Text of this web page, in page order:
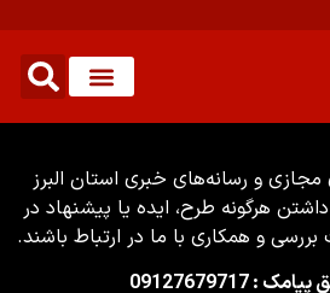
و رسانه‌های خبری استان البرز
هرگونه طرح، ایده یا پیشنهاد در
و همکاری با ما در ارتباط باشند.
: 09127679717